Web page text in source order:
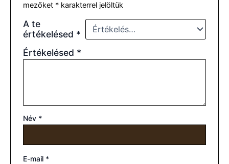
mezőket * karakterrel jelöltük
A te
értékelésed *
Értékelésed *
Név *
E-mail *